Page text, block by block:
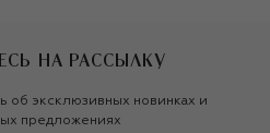
НА РАССЫЛКУ
об эксклюзивных новинках и
предложениях